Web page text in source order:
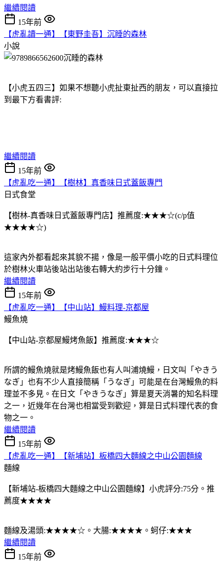
繼續閱讀
15年前
【虎亂讀一通】【東野圭吾】沉睡的森林
小說
【小虎五四三】如果不想聽小虎扯東扯西的朋友，可以直接拉
到最下方看書評:
繼續閱讀
15年前
【虎亂吃一通】【樹林】真香味日式蓋飯專門
日式食堂
【樹林-真香味日式蓋飯專門店】推薦度:★★★☆(c/p值
★★★★☆)
這家內外都看起來其貌不揚，像是一般平價小吃的日式料理位
於樹林火車站後站出站後右轉大約步行十分鐘。
繼續閱讀
15年前
【虎亂吃一通】【中山站】鰻料理-京都屋
鰻魚燒
【中山站-京都屋鰻烤魚飯】推薦度:★★★☆
所謂的鰻魚燒就是烤鰻魚飯也有人叫浦燒鰻，日文叫「やきう
なぎ」也有不少人直接簡稱「うなぎ」可能是在台灣鰻魚的料
理並不多見。在日文「やきうなぎ」算是夏天消暑的知名料理
之一，近幾年在台灣也相當受到歡迎，算是日式料理代表的食
物之一。
繼續閱讀
15年前
【虎亂吃一通】【新埔站】板橋四大麵線之中山公園麵線
麵線
【新埔站-板橋四大麵線之中山公園麵線】小虎評分:75分。推
薦度★★★★
麵線及湯頭:★★★★☆。大腸:★★★★。蚵仔:★★★
繼續閱讀
15年前